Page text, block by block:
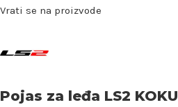
Vrati se na proizvode
Pojas za leđa LS2